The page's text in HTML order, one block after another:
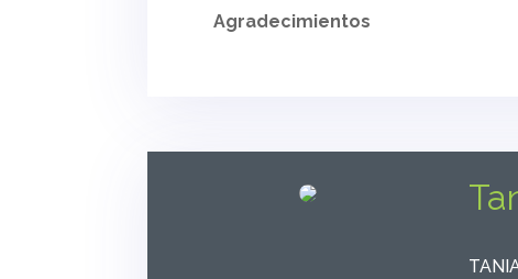
Agradecimientos